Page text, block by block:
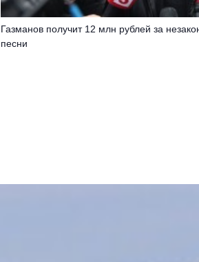
Газманов получит 12 млн рублей за
песни